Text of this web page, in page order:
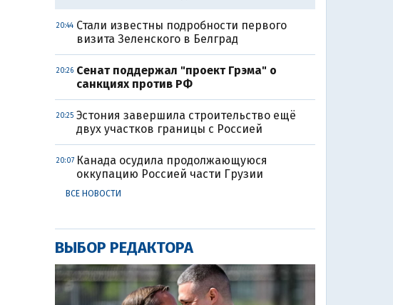
20:44 Стали известны подробности первого
визита Зеленского в Белград
20:26 Сенат поддержал "проект Грэма" о
санкциях против РФ
20:25 Эстония завершила строительство ещё
двух участков границы с Россией
20:07 Канада осудила продолжающуюся
оккупацию Россией части Грузии
ВСЕ НОВОСТИ
ВЫБОР РЕДАКТОРА